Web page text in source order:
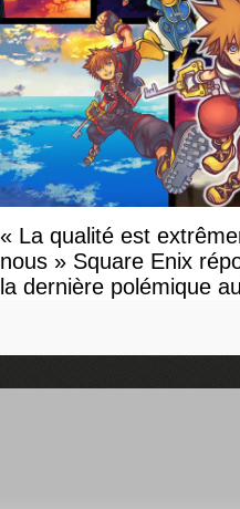
« La qualité est
nous » Square Enix
la dernière polémique